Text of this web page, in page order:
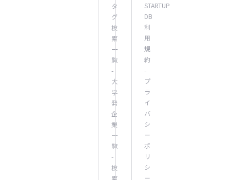
タ
グ
検
索
一
覧
-
大
学
発
企
業
一
覧
-
検
索
STARTUP
DB
利
用
規
約
-
プ
ラ
イ
バ
シ
ー
ポ
リ
シ
ー